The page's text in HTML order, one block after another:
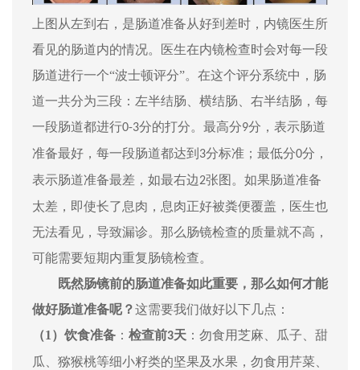
上图从左到右，是肠道准备从好到差时，内镜医生所
看见的肠道内的情况。
医生在内镜检查时会对每一段
肠道进行一个“波士顿评分”。在这个评分系统中，肠
道一共分为三段：左半结肠、横结肠、右半结肠，每
一段肠道都进行0-3分的打分。最高分9分，表示肠道
准备最好，每一段肠道都达到 3分标准；最低分0分，
表示肠道准备最差，如最右边2张图。如果肠道准备
太差 ， 即使长了息肉 ， 息肉正好被粪便覆盖，医生也
无法看见，导致漏诊。那么肠镜检查的质量就不高，
可能需要短期内重复肠镜检查。
既然肠镜前的肠道准备如此重要，那么如何才能
做好肠道准备呢？这需要我们做好以下几点：
（1） 饮食准备 ： 检查前3天 ：勿食用芝麻、瓜子、甜
瓜、猕猴桃等细小籽类的坚果及水果，勿食用芹菜、